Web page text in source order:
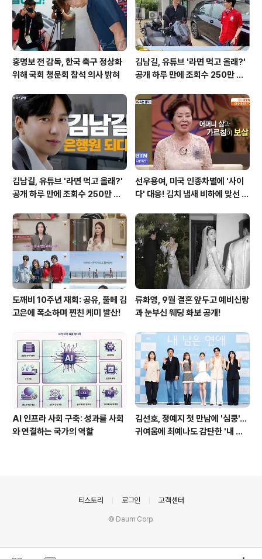
대해 분노하며 각자 알아서 살게 내..
홍명보 전 감독, 한국 축구 정상화
위해 국회 청문회 참석 의사 밝혀
김남길, 유튜브 '라면 먹고 올래?'
공개 하루 만에 조회수 250만 돌
김남길, 유튜브 '라면 먹고 올래?'
공개 하루 만에 조회수 250만 돌
선우용여, 미국 인종차별에 '사이
다' 대응! 김치 냄새 비하에 맞선 통
도깨비 10주년 재회: 공유, 풀메 김
고은에 폭소하며 찐친 케미 발산!
류화영, 9월 결혼 앞두고 예비신랑
과 눈부신 웨딩 화보 공개!
AI 인프라 사회 구축: 성과를 사회
와 연결하는 국가의 역할
김선호, 정예지 첫 만남에 '심쿵'…
귀여움에 최예나도 감탄한 '내 남
티스토리 로그인 고객센터
© Daum Corp.